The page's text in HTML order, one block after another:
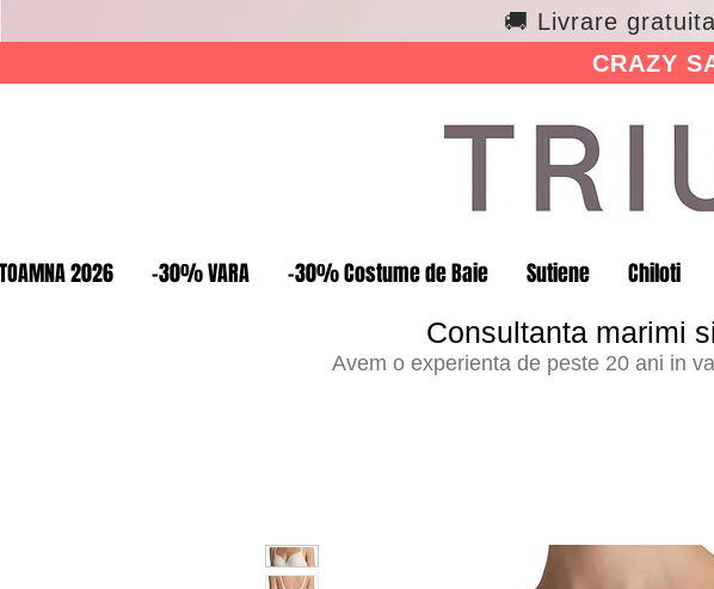
🚚 Livrare
CRAZY
TOAMNA 2026 -30% VARA -30% Costume de Baie Sutiene Chiloti
Consultanta marimi
Avem o experienta de peste 20 ani in